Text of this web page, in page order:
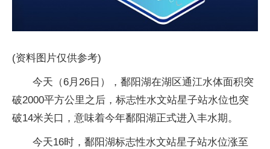
(资料图片仅供参考)
今天（6月26日），鄱阳湖在湖区通江水体面积突
破2000平方公里之后，标志性水文站星子站水位也突
破14米关口，意味着今年鄱阳湖正式进入丰水期。
今天16时，鄱阳湖标志性水文站星子站水位涨至